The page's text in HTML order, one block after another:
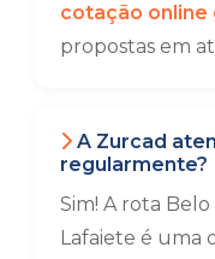
cotação online
propostas em
A Zurcad
regularmente?
Sim! A rota
Lafaiete é uma